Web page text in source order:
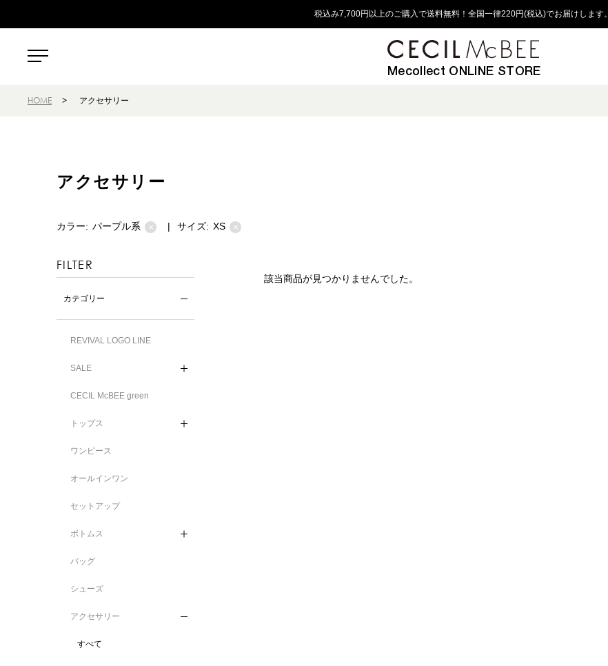
税込み7,700円以上のご購入で送料無料！全国一律220円(税込)でお届けします。
Mecollect ONLINE STORE
HOME > アクセサリー
アクセサリー
カラー: パープル系 × | サイズ: XS ×
FILTER
カテゴリー
REVIVAL LOGO LINE
SALE
CECIL McBEE green
トップス
ワンピース
オールインワン
セットアップ
ボトムス
バッグ
シューズ
アクセサリー
すべて
該当商品が見つかりませんでした。